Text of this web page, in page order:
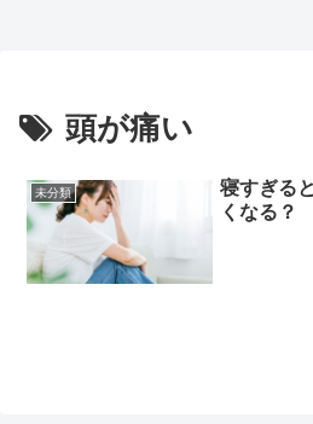
頭が痛い
未分類
寝すぎる
くなる？